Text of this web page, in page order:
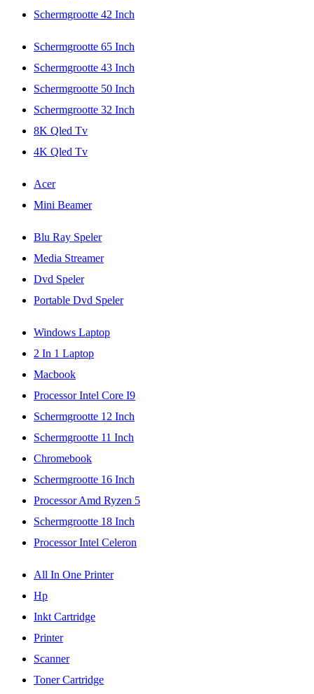
Schermgrootte 42 Inch
Schermgrootte 65 Inch
Schermgrootte 43 Inch
Schermgrootte 50 Inch
Schermgrootte 32 Inch
8K Qled Tv
4K Qled Tv
Acer
Mini Beamer
Blu Ray Speler
Media Streamer
Dvd Speler
Portable Dvd Speler
Windows Laptop
2 In 1 Laptop
Macbook
Processor Intel Core I9
Schermgrootte 12 Inch
Schermgrootte 11 Inch
Chromebook
Schermgrootte 16 Inch
Processor Amd Ryzen 5
Schermgrootte 18 Inch
Processor Intel Celeron
All In One Printer
Hp
Inkt Cartridge
Printer
Scanner
Toner Cartridge